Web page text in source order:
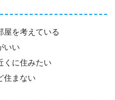
屋を考えている
いい
くに住みたい
住まない